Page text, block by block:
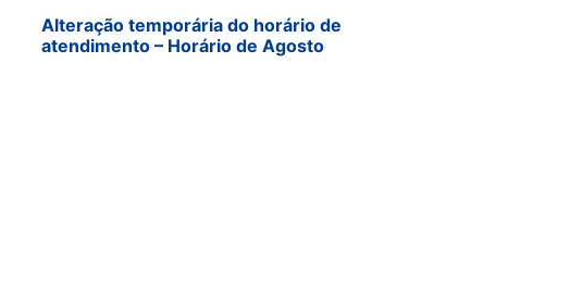
Alteração temporária do horário de
atendimento – Horário de Agosto